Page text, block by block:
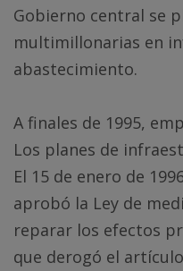
Gobierno central se
multimillonarias en
abastecimiento.
A finales de 1995,
Los planes de
El 15 de enero de
aprobó la Ley de
reparar los efectos
que derogó el